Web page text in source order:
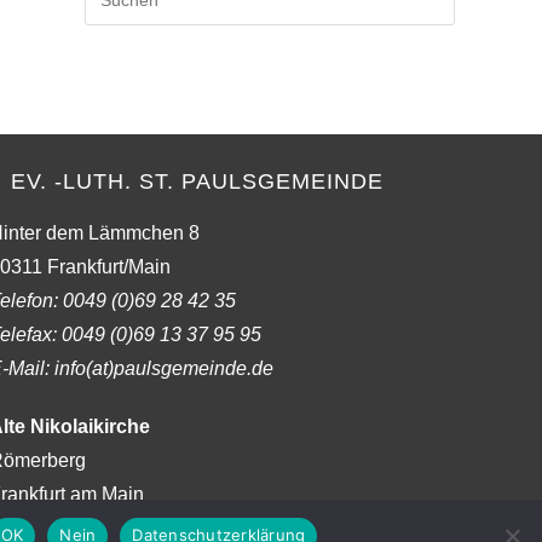
Escape
EV. -LUTH. ST. PAULSGEMEINDE
dem Lämmchen 8
Frankfurt/Main
0049 (0)69 28 42 35
0049 (0)69 13 37 95 95
Mail: info(at)paulsgemeinde.de
Nikolaikirche
am Main
OK Nein Datenschutzerklärung